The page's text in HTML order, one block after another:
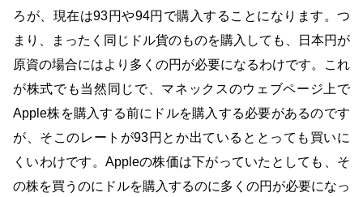
ろが、現在は93円や94円で購入することになります。つ
まり、まったく同じドル貨のものを購入しても、日本円が
原資の場合にはより多くの円が必要になるわけです。これ
が株式でも当然同じで、マネックスのウェブページ上で
Apple株を購入する前にドルを購入する必要があるのです
が、そこのレートが93円とか出ているととっても買いに
くいわけです。Appleの株価は下がっていたとしても、そ
の株を買うのにドルを購入するのに多くの円が必要になっ